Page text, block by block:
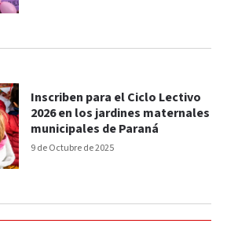
9 de Octubre de 2025
Inscriben para el Ciclo Lectivo
2026 en los jardines maternales
municipales de Paraná